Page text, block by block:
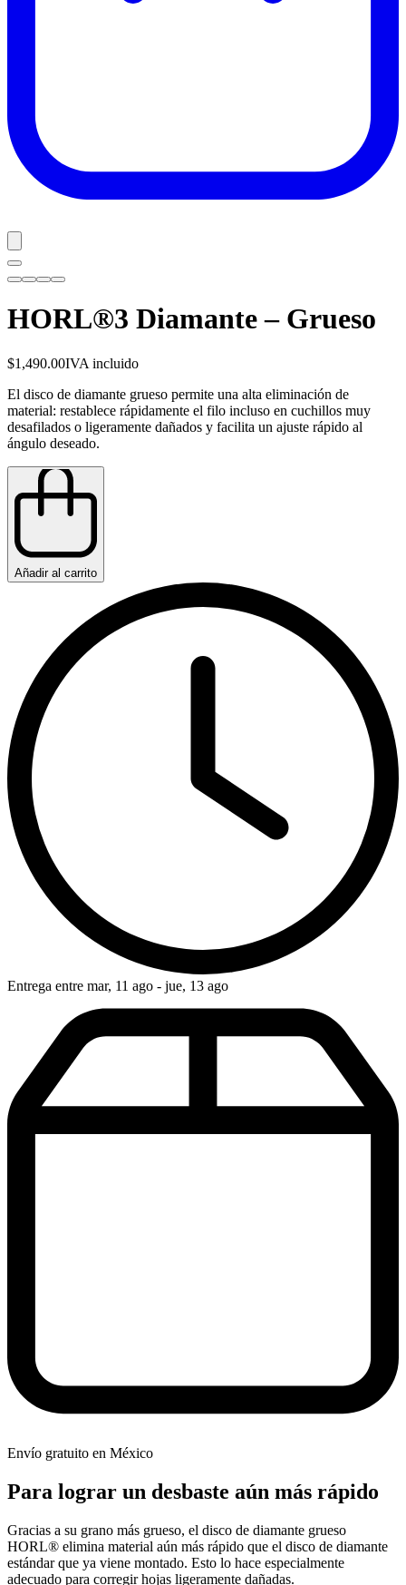
HORL®3 Diamante – Grueso
$1,490.00IVA incluido
El disco de diamante grueso permite una alta eliminación de
material: restablece rápidamente el filo incluso en cuchillos muy
desafilados o ligeramente dañados y facilita un ajuste rápido al
ángulo deseado.
Añadir al carrito
Entrega entre mar, 11 ago - jue, 13 ago
Envío gratuito en México
Para lograr un desbaste aún más rápido
Gracias a su grano más grueso, el disco de diamante grueso
HORL® elimina material aún más rápido que el disco de diamante
estándar que ya viene montado. Esto lo hace especialmente
adecuado para corregir hojas ligeramente dañadas.